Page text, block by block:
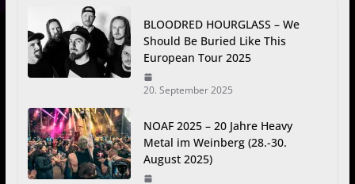
BLOODRED HOURGLASS – We
Should Be Buried Like This
European Tour 2025
20. September 2025
NOAF 2025 – 20 Jahre Heavy
Metal im Weinberg (28.-30.
August 2025)